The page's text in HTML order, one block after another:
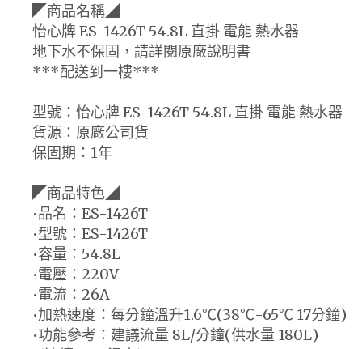
◤商品名稱◢
怡心牌 ES-1426T 54.8L 直掛 電能 熱水器
地下水不保固，請詳閱原廠說明書
***配送到一樓***
型號：怡心牌 ES-1426T 54.8L 直掛 電能 熱水器
貨源：原廠公司貨
保固期：1年
◤商品特色◢
•品名：ES-1426T
•型號：ES-1426T
•容量：54.8L
•電壓：220V
•電流：26A
•加熱速度：每分鐘溫升1.6℃(38℃-65℃ 17分鐘)
•功能參考：建議流量 8L/分鐘(供水量 180L)